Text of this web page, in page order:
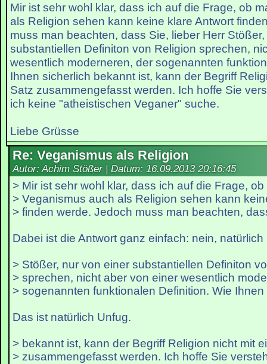
Mir ist sehr wohl klar, dass ich auf die Frage, ob
als Religion sehen kann keine klare Antwort
muss man beachten, dass Sie, lieber Herr
substantiellen Definiton von Religion sprechen,
wesentlich moderneren, der sogenannten
Ihnen sicherlich bekannt ist, kann der Begriff
Satz zusammengefasst werden. Ich hoffe Sie
ich keine "atheistischen Veganer" suche.
Liebe Grüsse
Re: Veganismus als Religion
Autor: Achim Stößer | Datum: 16.09.2013 20:16:45
> Mir ist sehr wohl klar, dass ich auf die Frage, ob
> Veganismus auch als Religion sehen kann
> finden werde. Jedoch muss man beachten,
Dabei ist die Antwort ganz einfach: nein, natürlich
> Stößer, nur von einer substantiellen Definiton
> sprechen, nicht aber von einer wesentlich
> sogenannten funktionalen Definition. Wie
Das ist natürlich Unfug.
> bekannt ist, kann der Begriff Religion nicht mit
> zusammengefasst werden. Ich hoffe Sie